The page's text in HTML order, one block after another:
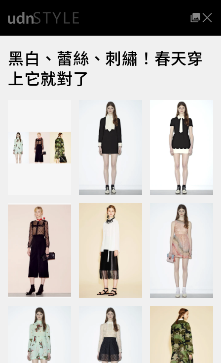
黑白、蕾絲、刺繡！春天穿
上它就對了